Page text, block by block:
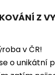
Z
v ČR!
o unikátní